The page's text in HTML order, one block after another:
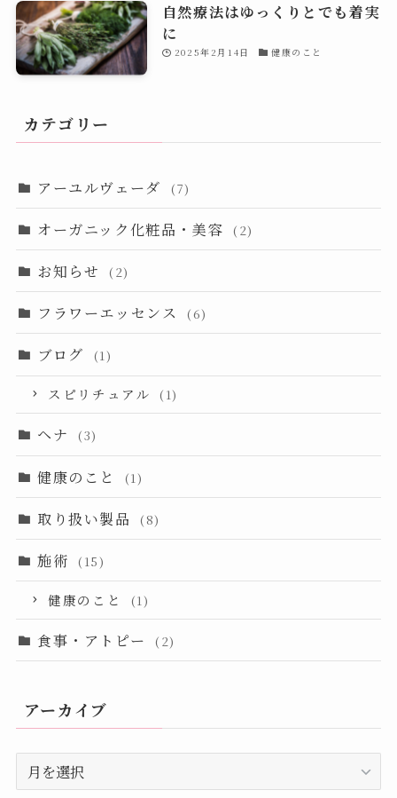
自然療法はゆっくりとでも着実
に
2025年2月14日 健康のこと
カテゴリー
アーユルヴェーダ (7)
オーガニック化粧品・美容 (2)
お知らせ (2)
フラワーエッセンス (6)
ブログ (1)
スピリチュアル (1)
ヘナ (3)
健康のこと (1)
取り扱い製品 (8)
施術 (15)
健康のこと (1)
食事・アトピー (2)
アーカイブ
ア
ー